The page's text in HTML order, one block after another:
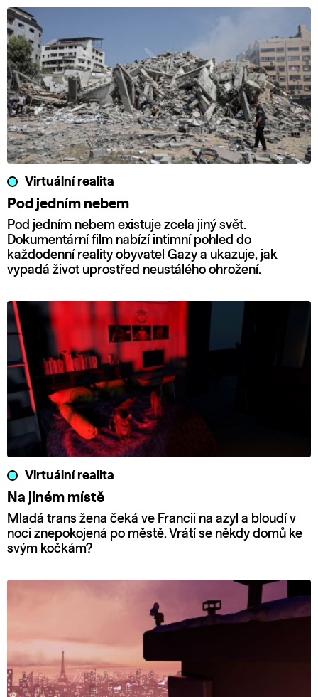
Virtuální realita
Pod jedním nebem
Pod jedním nebem existuje zcela jiný svět.
Dokumentární film nabízí intimní pohled do
každodenní reality obyvatel Gazy a ukazuje, jak
vypadá život uprostřed neustálého ohrožení.
Virtuální realita
Na jiném místě
Mladá trans žena čeká ve Francii na azyl a bloudí v
noci znepokojená po městě. Vrátí se někdy domů ke
svým kočkám?